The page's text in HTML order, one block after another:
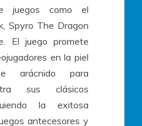
juegos como el
Spyro The Dragon
El juego promete
en la piel
arácnido para
sus clásicos
la exitosa
antecesores y